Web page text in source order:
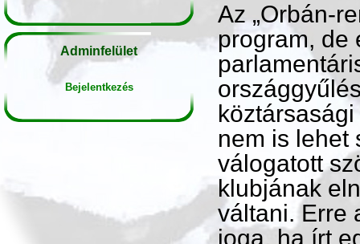
Adminfelület
Bejelentkezés
Az „Orbán-
program, de
nem is lehet
válogatott
klubjának
váltani. Erre
joga, ha írt